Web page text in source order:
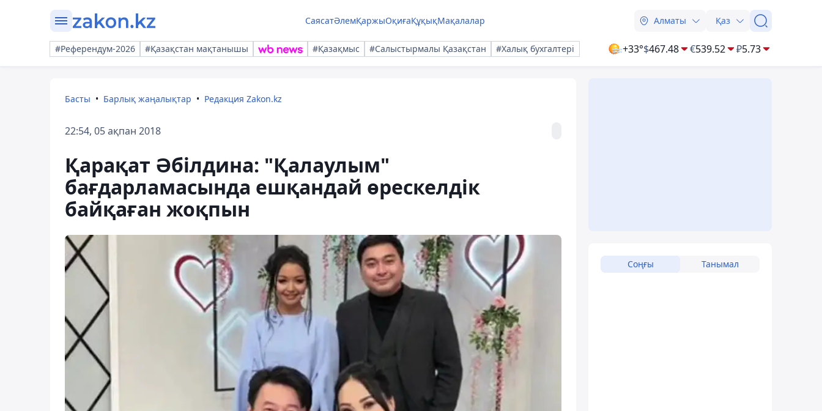
СаясатӘлемҚаржыОқиғаҚұқықМақалалар Алматы Қаз
#Референдум-2026 #Қазақстан мақтанышы #Қазақмыс #Салыстырмалы Қазақстан #Халық бухгалтері +33°$467.48 €539.52 ₽5.73
Басты Барлық жаңалықтар Редакция Zakon.kz
22:54, 05 ақпан 2018
Қарақат Әбілдина: "Қалаулым"
бағдарламасында ешқандай өрескелдік
байқаған жоқпын
Соңғы Танымал